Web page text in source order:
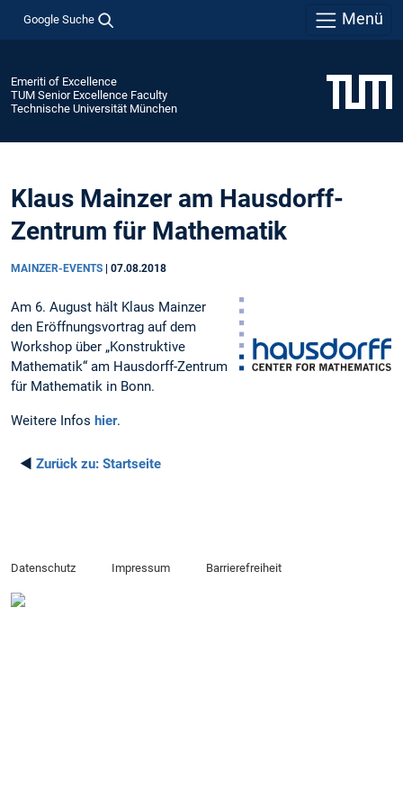
Google Suche Menü
Emeriti of Excellence
TUM Senior Excellence Faculty
Technische Universität München
Klaus Mainzer am Hausdorff-
Zentrum für Mathematik
MAINZER-EVENTS 07.08.2018
Am 6. August hält Klaus Mainzer
den Eröffnungsvortrag auf dem
Workshop über „Konstruktive
Mathematik“ am Hausdorff-Zentrum
für Mathematik in Bonn.
Weitere Infos hier.
◄ Zurück zu: Startseite
Datenschutz Impressum Barrierefreiheit